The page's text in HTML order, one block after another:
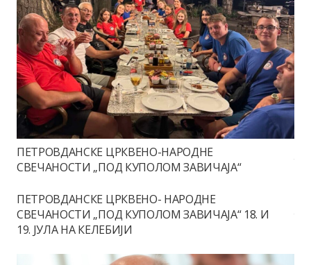
ПЕТРОВДАНСКЕ ЦРКВЕНО-НАРОДНЕ
СВЕЧАНОСТИ „ПОД КУПОЛОМ ЗАВИЧАЈА“
ПЕТРОВДАНСКЕ ЦРКВЕНО- НАРОДНЕ
СВЕЧАНОСТИ „ПОД КУПОЛОМ ЗАВИЧАЈА“ 18. И
19. ЈУЛА НА КЕЛЕБИЈИ